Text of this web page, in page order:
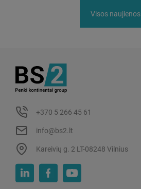
Visos naujienos
+370 5 266 45 61
info@bs2.lt
Kareivių g. 2 LT-08248 Vilnius